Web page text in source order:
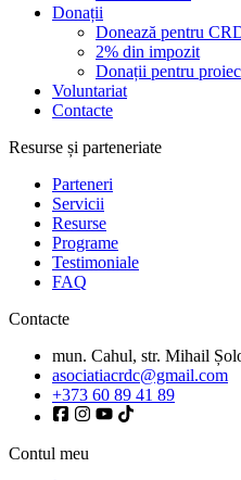
Donații
Donează pentru
2% din impozit
Donații pentru
Voluntariat
Contacte
Resurse și parteneriate
Parteneri
Servicii
Resurse
Programe
Testimoniale
FAQ
Contacte
mun. Cahul, str. Mihail
asociatiacrdc@gmail.com
+373 60 89 41 89
Contul meu